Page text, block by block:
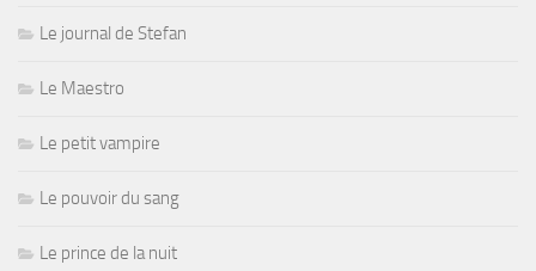
Le journal de Stefan
Le Maestro
Le petit vampire
Le pouvoir du sang
Le prince de la nuit